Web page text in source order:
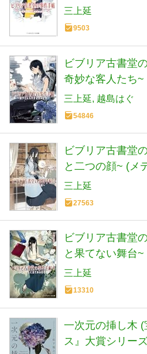
三上延
9503
ビブリア古書堂
奇妙な客人たち
庫)
三上延 越島はぐ
54846
ビブリア古書堂
と二つの顔~ (メ
三上延
27563
ビブリア古書堂
と果てない舞台
庫)
三上延
13310
一次元の挿し木 (
ス』大賞シリー